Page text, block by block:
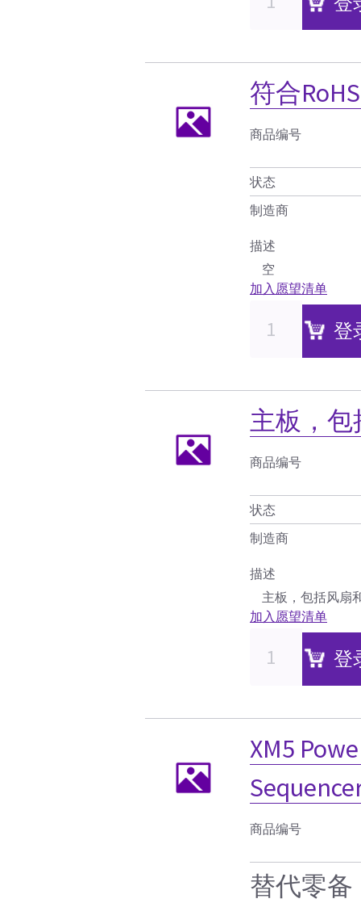
符合
商品编号
状态
制造商
描述
空
加入愿望清单
登
主板，
商品编号
状态
制造商
描述
主板，包括风扇
加入愿望清单
登
XM5
商品编号
替代零备